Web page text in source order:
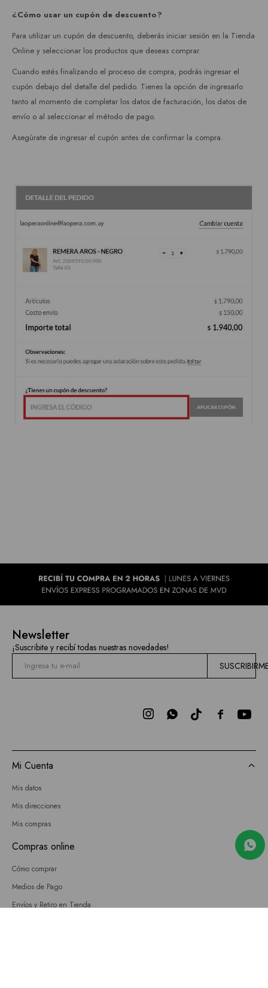
¿Cómo usar un cupón de descuento?
Para utilizar un cupón de descuento, deberás iniciar sesión en la Tienda
Online y seleccionar los productos que deseas comprar.
Cuando estés finalizando el proceso de compra, podrás ingresar el
cupón debajo del detalle del pedido. Tienes la opción de ingresarlo
tanto al momento de completar los datos de facturación, los datos de
envío o al seleccionar el método de pago.
Asegúrate de ingresar el cupón antes de confirmar la compra.
Newsletter
¡Suscribite y recibí todas nuestras novedades!

 
Mi Cuenta
Mis datos
Mis direcciones
Mis compras
Compras online
Cómo comprar
Medios de Pago
Envíos y Retiro en Tienda